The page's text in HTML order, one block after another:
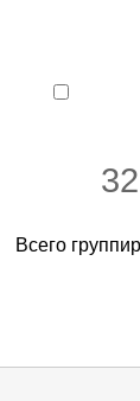
Всего